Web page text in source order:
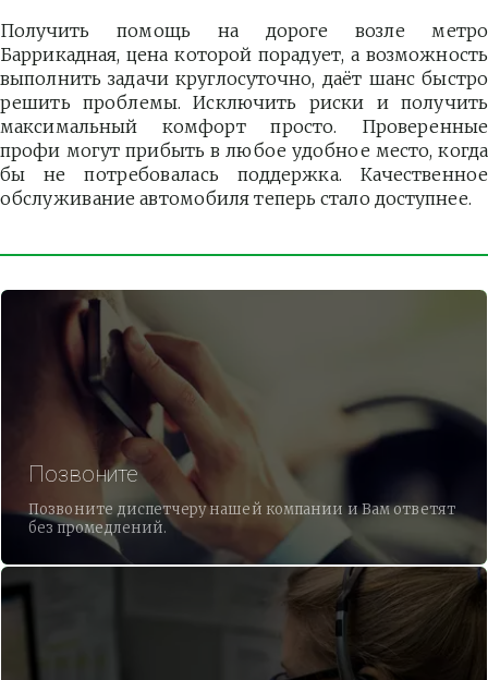
Получить помощь на дороге возле метро
Баррикадная, цена которой порадует, а возможность
выполнить задачи круглосуточно, даёт шанс быстро
решить проблемы. Исключить риски и получить
максимальный комфорт просто. Проверенные
профи могут прибыть в любое удобное место, когда
бы не потребовалась поддержка. Качественное
обслуживание автомобиля теперь стало доступнее.
Позвоните
Позвоните диспетчеру нашей компании и Вам ответят
без промедлений.